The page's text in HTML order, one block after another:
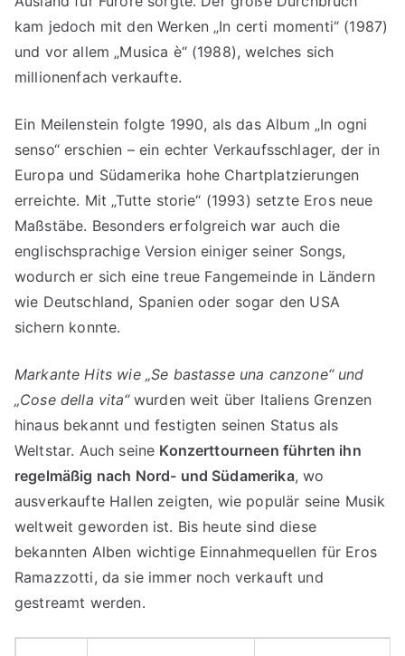
kam jedoch mit den Werken „In certi momenti“ (1987)
und vor allem „Musica è“ (1988), welches sich
millionenfach verkaufte.
Ein Meilenstein folgte 1990, als das Album „In ogni
senso“ erschien – ein echter Verkaufsschlager, der in
Europa und Südamerika hohe Chartplatzierungen
erreichte. Mit „Tutte storie“ (1993) setzte Eros neue
Maßstäbe. Besonders erfolgreich war auch die
englischsprachige Version einiger seiner Songs,
wodurch er sich eine treue Fangemeinde in Ländern
wie Deutschland, Spanien oder sogar den USA
sichern konnte.
Markante Hits wie „Se bastasse una canzone“ und
„Cose della vita“wurden weit über Italiens Grenzen
hinaus bekannt und festigten seinen Status als
Weltstar. Auch seine Konzerttourneen führten ihn
regelmäßig nach Nord- und Südamerika, wo
ausverkaufte Hallen zeigten, wie populär seine Musik
weltweit geworden ist. Bis heute sind diese
bekannten Alben wichtige Einnahmequellen für Eros
Ramazzotti, da sie immer noch verkauft und
gestreamt werden.